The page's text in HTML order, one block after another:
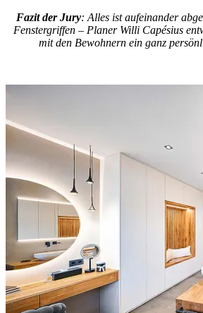
Fazit der Jury: Alles ist aufeinander
Fenstergriffen – Planer Willi Capésius
mit den Bewohnern ein ganz